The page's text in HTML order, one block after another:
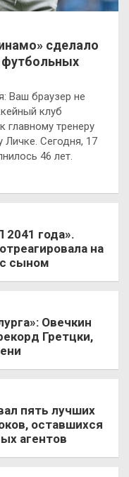
сделало
футбольных
Ваш браузер не
клуб
главному тренеру
Сегодня, 17
46 лет.
года».
на
сыном
Овечкин
Гретцки,
пять лучших
оставшихся
агентов